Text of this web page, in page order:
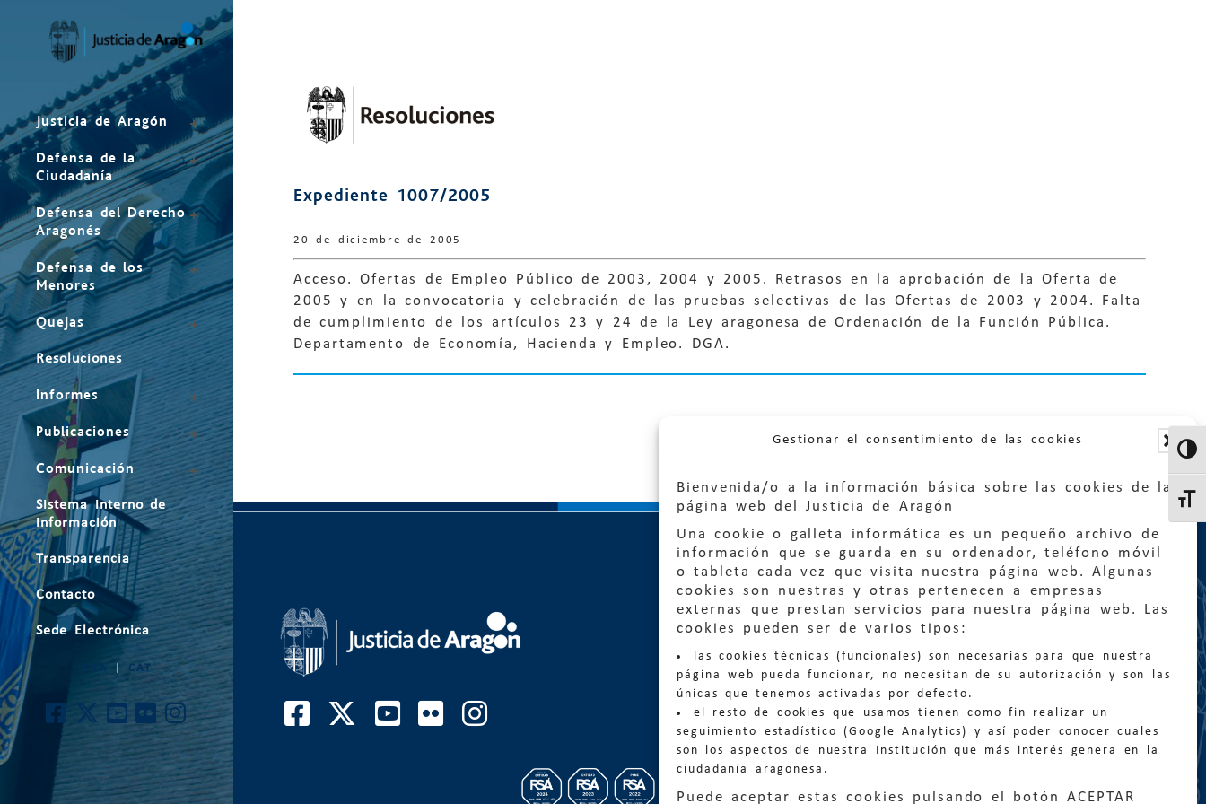
Gestionar el consentimiento de las cookies
Bienvenida/o a la información básica sobre las cookies de la
página web del Justicia de Aragón
Una cookie o galleta informática es un pequeño archivo de
información que se guarda en su ordenador, teléfono móvil
o tableta cada vez que visita nuestra página web. Algunas
cookies son nuestras y otras pertenecen a empresas
externas que prestan servicios para nuestra página web. Las
cookies pueden ser de varios tipos:
las cookies técnicas (funcionales) son necesarias para que nuestra
página web pueda funcionar, no necesitan de su autorización y son las
únicas que tenemos activadas por defecto.
el resto de cookies que usamos tienen como fin realizar un
seguimiento estadístico (Google Analytics) y así poder conocer cuales
son los aspectos de nuestra Institución que más interés genera en la
ciudadanía aragonesa.
Puede aceptar estas cookies pulsando el botón ACEPTAR
Justicia de Aragón
Defensa de la
Ciudadanía
Defensa del Derecho
Aragonés
Defensa de los
Menores
Quejas
Resoluciones
Informes
Publicaciones
Comunicación
Sistema interno de
información
Transparencia
Contacto
Sede Electrónica
CAT
Expediente 1007/2005
20 de diciembre de 2005
Acceso. Ofertas de Empleo Público de 2003, 2004 y 2005. Retrasos en la aprobación de la Oferta de
2005 y en la convocatoria y celebración de las pruebas selectivas de las Ofertas de 2003 y 2004. Falta
de cumplimiento de los artículos 23 y 24 de la Ley aragonesa de Ordenación de la Función Pública.
Departamento de Economía, Hacienda y Empleo. DGA.
Quejas:quejas@eljusticiadearagon.es
Información general:
informacion@eljusticiadearagon.es
Teléfonos: 900 210 210/ 976 399 354